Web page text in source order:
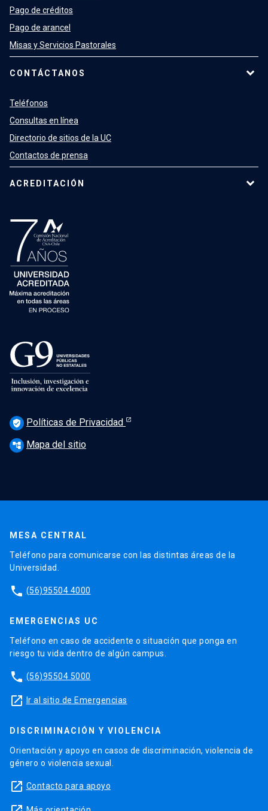
Pago de créditos
Pago de arancel
Misas y Servicios Pastorales
CONTÁCTANOS
Teléfonos
Consultas en línea
Directorio de sitios de la UC
Contactos de prensa
ACREDITACIÓN
verified_user Políticas de Privacidad
account_tree Mapa del sitio
MESA CENTRAL
Teléfono para comunicarse con las distintas áreas de la
Universidad.
phone (56)95504 4000
EMERGENCIAS UC
Teléfono en caso de accidente o situación que ponga en
riesgo tu vida dentro de algún campus.
phone (56)95504 5000
launch Ir al sitio de Emergencias
DISCRIMINACIÓN Y VIOLENCIA
Orientación y apoyo en casos de discriminación, violencia de
género o violencia sexual.
launch Contacto para apoyo